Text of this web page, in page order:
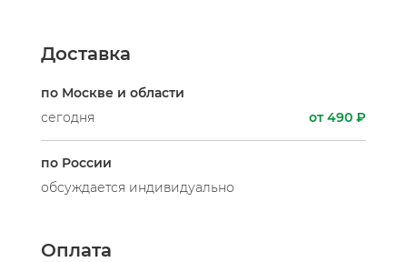
Доставка
по Москве и области
сегодня
от 490 ₽
по России
обсуждается индивидуально
Оплата